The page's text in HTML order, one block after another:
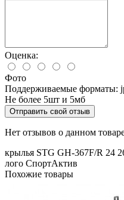
Оценка:
Фото
Поддерживаемые форматы:
Не более 5шт и 5мб
Отправить свой отзыв
Нет отзывов о данном
крылья STG GH-367F/R 24
лого СпортАктив
Похожие товары